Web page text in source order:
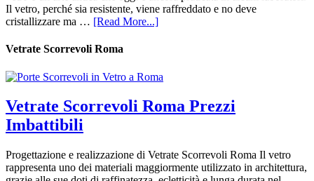
Il vetro, perché sia resistente, viene raffreddato e no deve
cristallizzare ma … [Read More...]
Vetrate Scorrevoli Roma
Vetrate Scorrevoli Roma Prezzi
Imbattibili
Progettazione e realizzazione di Vetrate Scorrevoli Roma Il vetro
rappresenta uno dei materiali maggiormente utilizzato in architettura,